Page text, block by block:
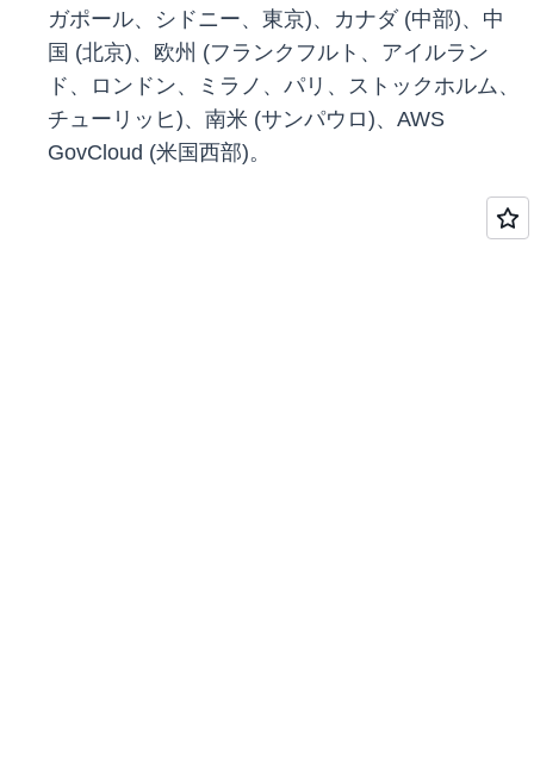
ガポール、シドニー、東京)、カナダ (中部)、中
国 (北京)、欧州 (フランクフルト、アイルラン
ド、ロンドン、ミラノ、パリ、ストックホルム、
チューリッヒ)、南米 (サンパウロ)、AWS
GovCloud (米国西部)。